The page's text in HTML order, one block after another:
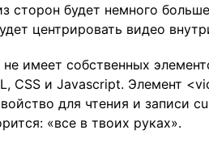
сторон будет немного
центрировать видео
имеет собственных
CSS и Javascript. Элемент
для чтения и записи
«все в твоих руках».